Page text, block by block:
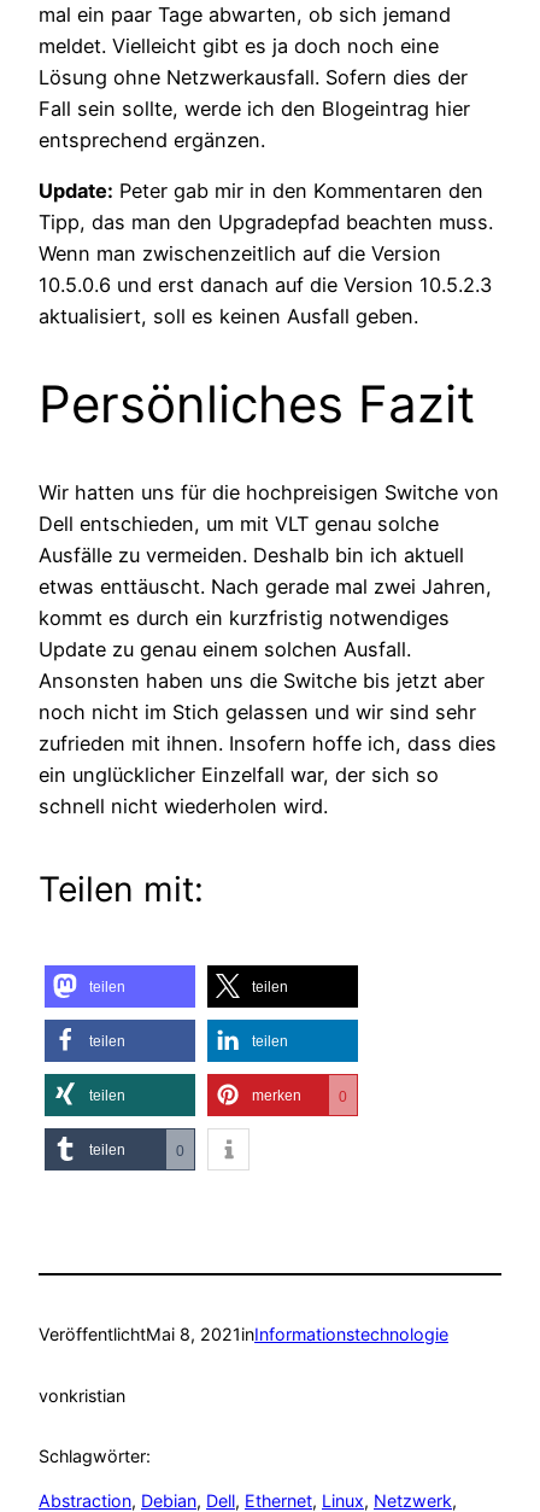
mal ein paar Tage abwarten, ob sich jemand
meldet. Vielleicht gibt es ja doch noch eine
Lösung ohne Netzwerkausfall. Sofern dies der
Fall sein sollte, werde ich den Blogeintrag hier
entsprechend ergänzen.
Update: Peter gab mir in den Kommentaren den
Tipp, das man den Upgradepfad beachten muss.
Wenn man zwischenzeitlich auf die Version
10.5.0.6 und erst danach auf die Version 10.5.2.3
aktualisiert, soll es keinen Ausfall geben.
Persönliches Fazit
Wir hatten uns für die hochpreisigen Switche von
Dell entschieden, um mit VLT genau solche
Ausfälle zu vermeiden. Deshalb bin ich aktuell
etwas enttäuscht. Nach gerade mal zwei Jahren,
kommt es durch ein kurzfristig notwendiges
Update zu genau einem solchen Ausfall.
Ansonsten haben uns die Switche bis jetzt aber
noch nicht im Stich gelassen und wir sind sehr
zufrieden mit ihnen. Insofern hoffe ich, dass dies
ein unglücklicher Einzelfall war, der sich so
schnell nicht wiederholen wird.
Teilen mit:
teilen teilen
teilen teilen
teilen merken 0
teilen 0
VeröffentlichtMai 8, 2021inInformationstechnologie
vonkristian
Schlagwörter:
Abstraction, Debian, Dell, Ethernet, Linux, Netzwerk